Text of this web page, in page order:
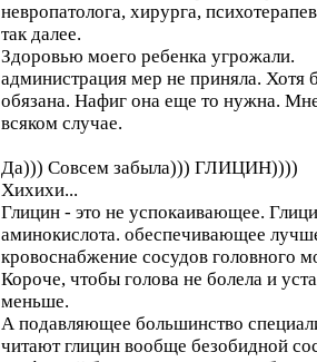
невропатолога, хирурга,
так далее.
Здоровью моего ребенка угрожали.
администрация мер не приняла. Хотя
обязана. Нафиг она еще то нужна.
всяком случае.
Да))) Совсем забыла))) ГЛИЦИН))))
Хихихи...
Глицин - это не успокаивающее.
аминокислота. обеспечивающее
кровоснабжение сосудов головного
Короче, чтобы голова не болела и
меньше.
А подавляющее большинство
читают глицин вообще безобидной